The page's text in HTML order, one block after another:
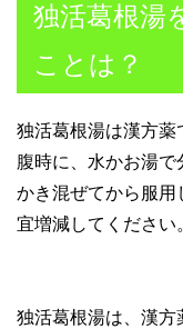
独活葛根湯
ことは？
独活葛根湯は漢方薬
腹時に、水かお湯で
かき混ぜてから服用
宜増減してください
独活葛根湯は、漢方